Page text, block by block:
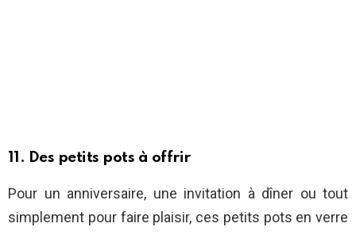
11. Des petits pots à offrir
Pour un anniversaire, une invitation à dîner ou tout
simplement pour faire plaisir, ces petits pots en verre